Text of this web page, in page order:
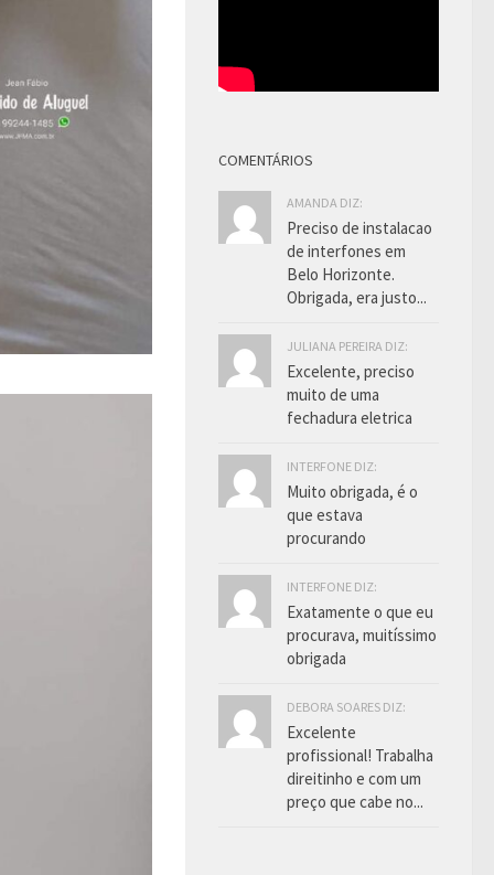
COMENTÁRIOS
AMANDA DIZ:
Preciso de instalacao
de interfones em
Belo Horizonte.
Obrigada, era justo...
JULIANA PEREIRA DIZ:
Excelente, preciso
muito de uma
fechadura eletrica
INTERFONE DIZ:
Muito obrigada, é o
que estava
procurando
INTERFONE DIZ:
Exatamente o que eu
procurava, muitíssimo
obrigada
DEBORA SOARES DIZ:
Excelente
profissional! Trabalha
direitinho e com um
preço que cabe no...